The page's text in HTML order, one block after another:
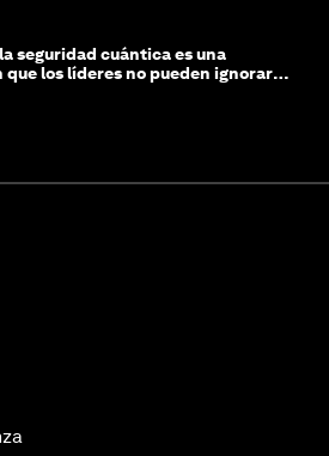
seguridad cuántica es una
que los líderes no pueden ignorar